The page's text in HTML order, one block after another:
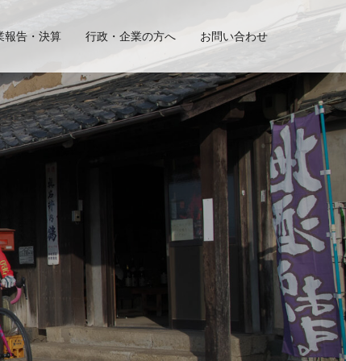
報告・決算 行政・企業の方へ お問い合わせ